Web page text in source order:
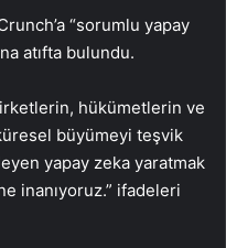
“sorumlu yapay
atıfta bulundu.
hükümetlerin ve
büyümeyi teşvik
yapay zeka yaratmak
inanıyoruz.” ifadeleri